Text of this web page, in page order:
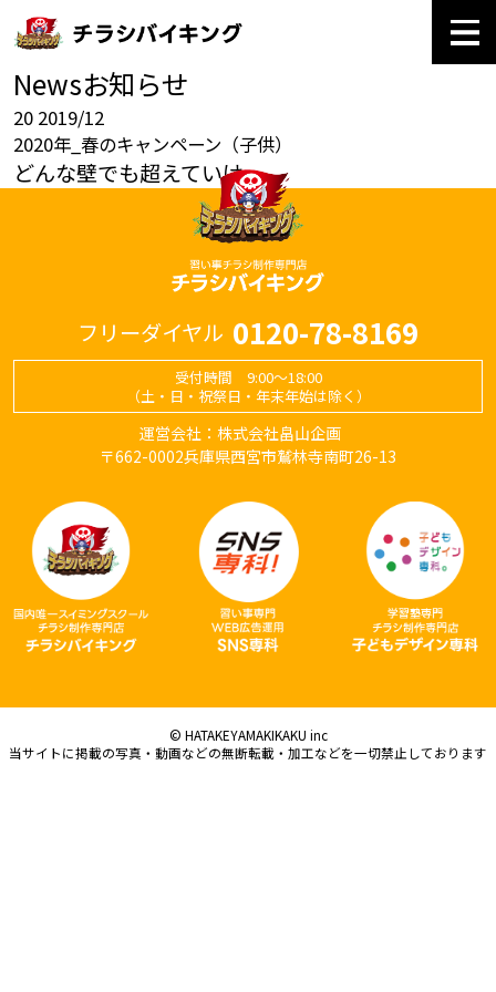
Newsお知らせ
20 2019/12
2020年_春のキャンペーン（子供）
どんな壁でも超えていけ
フリーダイヤル 0120-78-8169
受付時間 9:00～18:00
（土・日・祝祭日・年末年始は除く）
運営会社：株式会社畠山企画
〒662-0002兵庫県西宮市鷲林寺南町26-13
© HATAKEYAMAKIKAKU inc
当サイトに掲載の写真・動画などの無断転載・加工などを一切禁止しております